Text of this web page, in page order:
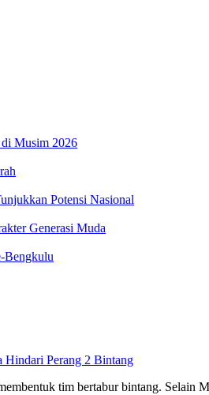
di Musim 2026
Potensi Nasional
Generasi Muda
Bengkulu
Hindari Perang 2 Bintang
tim bertabur bintang.